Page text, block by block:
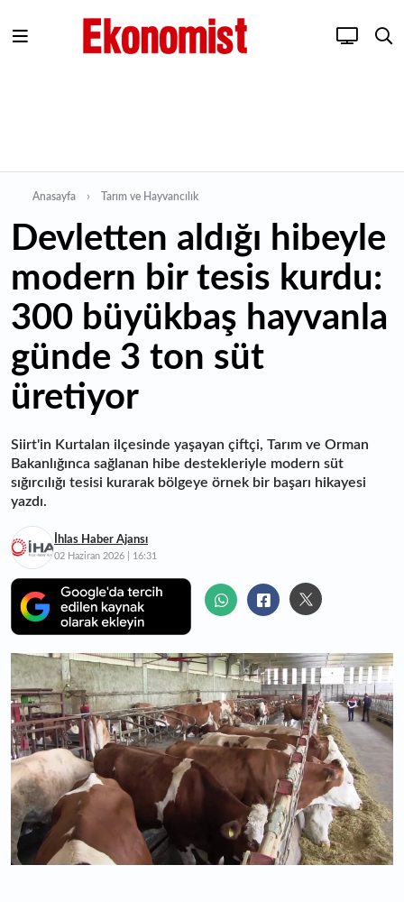
Anasayfa Tarım ve Hayvancılık
Devletten aldığı hibeyle
modern bir tesis kurdu:
300 büyükbaş hayvanla
günde 3 ton süt
üretiyor
Siirt'in Kurtalan ilçesinde yaşayan çiftçi, Tarım ve Orman
Bakanlığınca sağlanan hibe destekleriyle modern süt
sığırcılığı tesisi kurarak bölgeye örnek bir başarı hikayesi
yazdı.
İhlas Haber Ajansı
02 Haziran 2026 | 16:31